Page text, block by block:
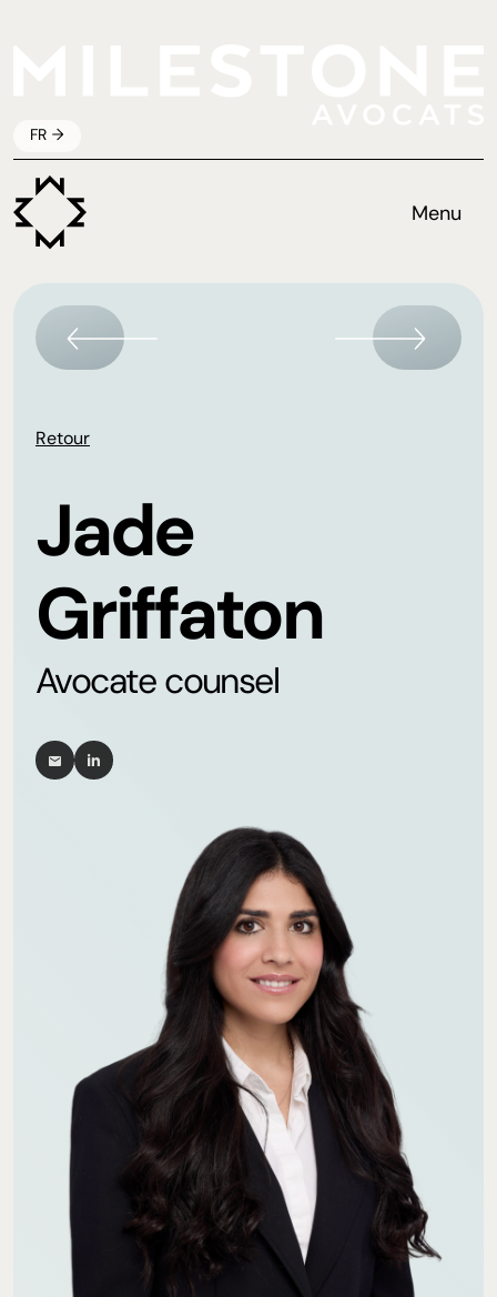
FR
Menu
Retour
Jade
Griffaton
Avocate counsel